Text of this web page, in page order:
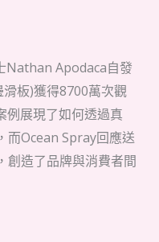
Nathan Apodaca自發
板)獲得8700萬次觀
例展現了如何透過真
而Ocean Spray回應送
創造了品牌與消費者間